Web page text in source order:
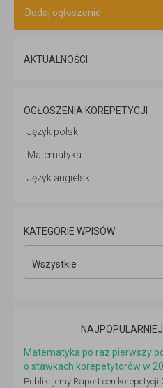
Dodaj ogłoszenie
AKTUALNOŚCI
OGŁOSZENIA KOREPETYCJI
Język polski
Matematyka
Język angielski
KATEGORIE WPISÓW
Wszystkie
Matematyka po raz pierwszy
o stawkach korepetytorów w
Publikujemy Raport cen korepetycji